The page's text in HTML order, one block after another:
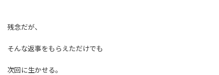
残念だが、
そんな返事をもらえただけでも
次回に生かせる。